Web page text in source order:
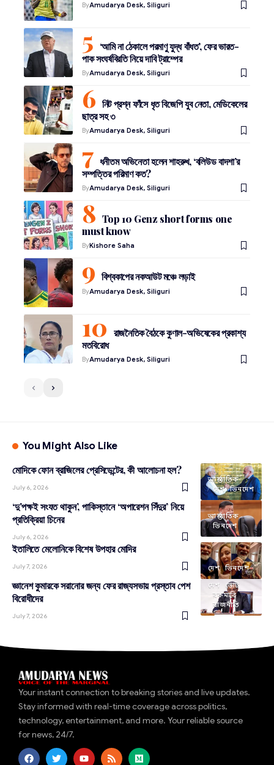
ByAmudarya Desk, Siliguri
‘আমি না ঠেকালে পরমাণু যুদ্ধ বাঁধত’, ফের ভারত-
পাক সংঘর্ষবিরতি নিয়ে দাবি ট্রাম্পের
ByAmudarya Desk, Siliguri
নিট প্রশ্ন ফাঁসে ধৃত বিজেপি যুব নেতা, মেডিকেলের
ছাত্র সহ ৩
ByAmudarya Desk, Siliguri
ধনীতম অভিনেতা হলেন শাহরুখ, ‘বলিউড বাদশা’র
সম্পত্তির পরিমাণ কত?
ByAmudarya Desk, Siliguri
Top 10 Genz short forms one
must know
ByKishore Saha
বিশ্বকাপের নকআউট মঞ্চে লড়াই
ByAmudarya Desk, Siliguri
রাজনৈতিক বৈঠকে কুণাল-অভিষেকের প্রকাশ্য
মতবিরোধ
ByAmudarya Desk, Siliguri
You Might Also Like
আন্তর্জাতিক
দেশ ভিনদেশ
মোদিকে ফোন ব্রাজিলের প্রেসিডেন্টের, কী আলোচনা হল?
July 6, 2026
আন্তর্জাতিক
ভিনদেশ
‘দু’পক্ষই সংযত থাকুন’, পাকিস্তানে ‘অপারেশন সিঁদুর’ নিয়ে
প্রতিক্রিয়া চিনের
July 6, 2026
দেশ ভিনদেশ
ইতালিতে মেলোনিকে বিশেষ উপহার মোদির
July 7, 2026
দেশ
ভোট
রকমারি
রাজনীতি
জ্ঞানেশ কুমারকে সরানোর জন্য ফের রাজ্যসভায় প্রস্তাব পেশ
বিরোধীদের
July 7, 2026
Your instant connection to breaking stories and live updates.
Stay informed with real-time coverage across politics,
technology, entertainment, and more. Your reliable source
for news, 24/7.